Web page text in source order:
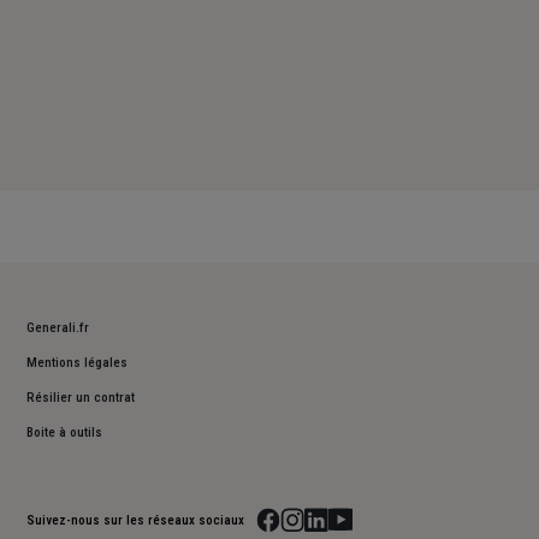
Generali.fr
Mentions légales
Résilier un contrat
Boite à outils
Suivez-nous sur les réseaux sociaux